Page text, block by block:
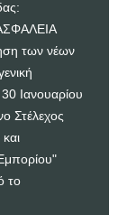
των νέων
Ιανουαρίου
Στέλεχος
το